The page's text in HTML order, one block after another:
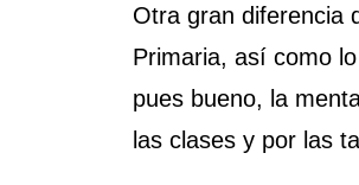
Otra gran diferencia
Primaria, así como
pues bueno, la
las clases y por las